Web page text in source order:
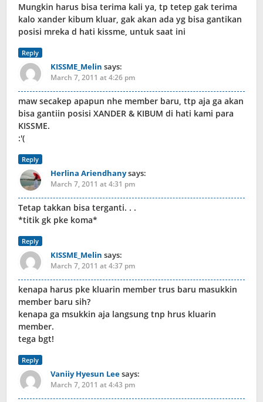
Mungkin harus bisa terima kali ya, tp tetep gak terima
kalo xander kibum kluar, gak akan ada yg bisa gantikan
posisi mreka d hati kissme, untuk saat ini
Reply
KISSME_Melin says:
March 7, 2011 at 4:26 pm
maw secakep apapun nhe member baru, ttp aja ga akan
bisa gantiin posisi XANDER & KIBUM di hati kami para
KISSME.
:'(
Reply
Herlina Ariendhanysays:
March 7, 2011 at 4:31 pm
Tetap takkan bisa terganti. . .
*titik gk pke koma*
Reply
KISSME_Melin says:
March 7, 2011 at 4:37 pm
kenapa harus pke kluarin member trus baru masukkin
member baru sih?
kenapa ga msukkin aja langsung tnp hrus kluarin
member.
tega bgt!
Reply
Vaniiy Hyesun Leesays:
March 7, 2011 at 4:43 pm